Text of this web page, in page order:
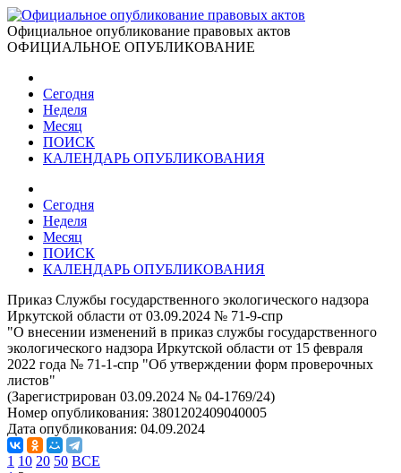
Официальное опубликование правовых актов
ОФИЦИАЛЬНОЕ ОПУБЛИКОВАНИЕ
Сегодня
Неделя
Месяц
ПОИСК
КАЛЕНДАРЬ ОПУБЛИКОВАНИЯ
Сегодня
Неделя
Месяц
ПОИСК
КАЛЕНДАРЬ ОПУБЛИКОВАНИЯ
Приказ Службы государственного экологического надзора
Иркутской области от 03.09.2024 № 71-9-спр
"О внесении изменений в приказ службы государственного
экологического надзора Иркутской области от 15 февраля
2022 года № 71-1-спр "Об утверждении форм проверочных
листов"
(Зарегистрирован 03.09.2024 № 04-1769/24)
Номер опубликования: 3801202409040005
Дата опубликования: 04.09.2024
1 10 20 50 ВСЕ